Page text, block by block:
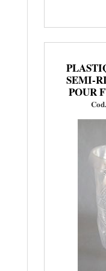
SEMI-
POUR